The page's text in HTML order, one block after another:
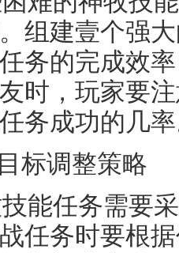
组建壹个强
务的完成效
时，玩家要
务成功的几
标调整策略
能任务需要
任务时要根